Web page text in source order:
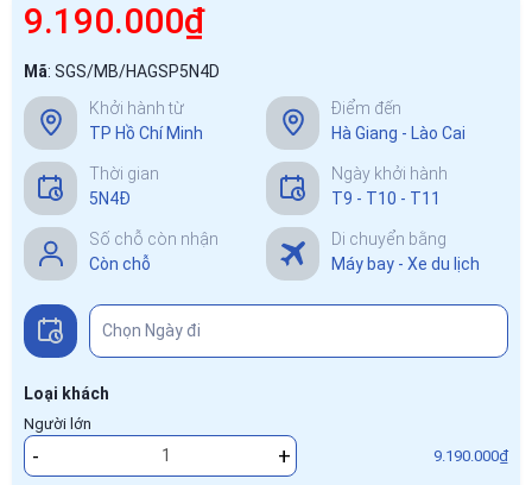
9.190.000₫
Mã: SGS/MB/HAGSP5N4D
Khởi hành từ
TP Hồ Chí Minh
Điểm đến
Hà Giang - Lào Cai
Thời gian
5N4Đ
Ngày khởi hành
T9 - T10 - T11
Số chỗ còn nhận
Còn chỗ
Di chuyển bằng
Máy bay - Xe du lịch
Loại khách
Người lớn
- + 9.190.000₫